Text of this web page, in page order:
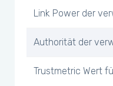
Link Power der
Authorität der
Trustmetric Wert